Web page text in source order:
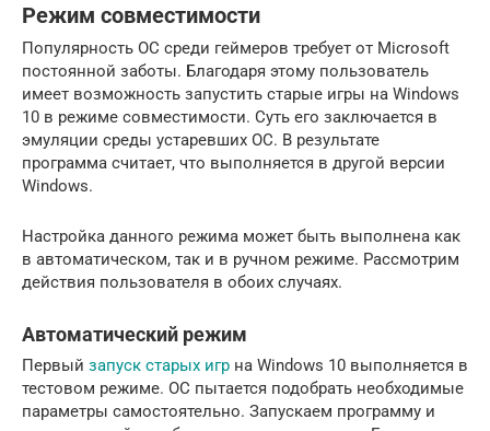
Режим совместимости
Популярность ОС среди геймеров требует от Microsoft
постоянной заботы. Благодаря этому пользователь
имеет возможность запустить старые игры на Windows
10 в режиме совместимости. Суть его заключается в
эмуляции среды устаревших ОС. В результате
программа считает, что выполняется в другой версии
Windows.
Настройка данного режима может быть выполнена как
в автоматическом, так и в ручном режиме. Рассмотрим
действия пользователя в обоих случаях.
Автоматический режим
Первый запуск старых игр на Windows 10 выполняется в
тестовом режиме. ОС пытается подобрать необходимые
параметры самостоятельно. Запускаем программу и